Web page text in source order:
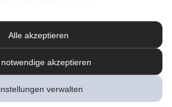
Alle akzeptieren
akzeptieren
verwalten
hier an und sichern Sie
Gutschein* für unsere